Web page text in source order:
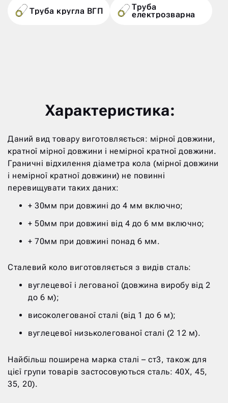
Труба кругла ВГП Труба
електрозварна
Характеристика:
Даний вид товару виготовляється: мірної довжини,
кратної мірної довжини і немірної кратної довжини.
Граничні відхилення діаметра кола (мірної довжини
і немірної кратної довжини) не повинні
перевищувати таких даних:
+ 30мм при довжині до 4 мм включно;
+ 50мм при довжині від 4 до 6 мм включно;
+ 70мм при довжині понад 6 мм.
Сталевий коло виготовляється з видів сталь:
вуглецевої і легованої (довжина виробу від 2
до 6 м);
високолегованої сталі (від 1 до 6 м);
вуглецевої низьколегованої сталі (2 12 м).
Найбільш поширена марка сталі – ст3, також для
цієї групи товарів застосовуються сталь: 40Х, 45,
35, 20).